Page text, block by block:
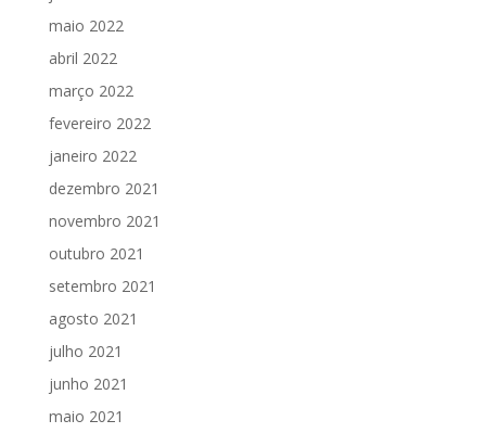
maio 2022
abril 2022
março 2022
fevereiro 2022
janeiro 2022
dezembro 2021
novembro 2021
outubro 2021
setembro 2021
agosto 2021
julho 2021
junho 2021
maio 2021